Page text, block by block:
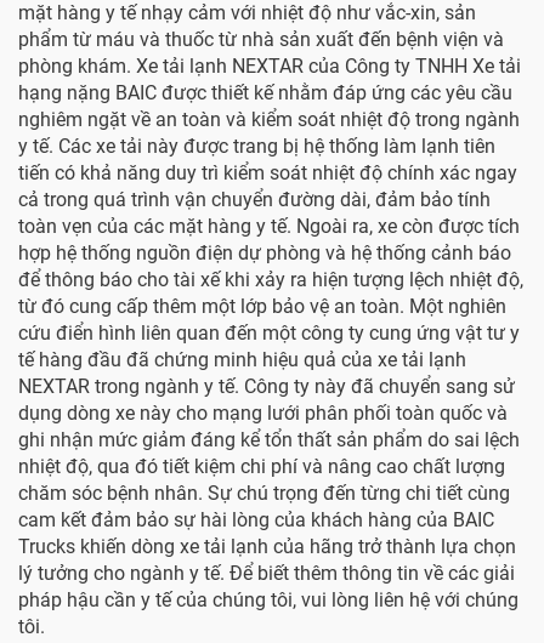
mặt hàng y tế nhạy cảm với nhiệt độ như vắc-xin, sản
phẩm từ máu và thuốc từ nhà sản xuất đến bệnh viện và
phòng khám. Xe tải lạnh NEXTAR của Công ty TNHH Xe tải
hạng nặng BAIC được thiết kế nhằm đáp ứng các yêu cầu
nghiêm ngặt về an toàn và kiểm soát nhiệt độ trong ngành
y tế. Các xe tải này được trang bị hệ thống làm lạnh tiên
tiến có khả năng duy trì kiểm soát nhiệt độ chính xác ngay
cả trong quá trình vận chuyển đường dài, đảm bảo tính
toàn vẹn của các mặt hàng y tế. Ngoài ra, xe còn được tích
hợp hệ thống nguồn điện dự phòng và hệ thống cảnh báo
để thông báo cho tài xế khi xảy ra hiện tượng lệch nhiệt độ,
từ đó cung cấp thêm một lớp bảo vệ an toàn. Một nghiên
cứu điển hình liên quan đến một công ty cung ứng vật tư y
tế hàng đầu đã chứng minh hiệu quả của xe tải lạnh
NEXTAR trong ngành y tế. Công ty này đã chuyển sang sử
dụng dòng xe này cho mạng lưới phân phối toàn quốc và
ghi nhận mức giảm đáng kể tổn thất sản phẩm do sai lệch
nhiệt độ, qua đó tiết kiệm chi phí và nâng cao chất lượng
chăm sóc bệnh nhân. Sự chú trọng đến từng chi tiết cùng
cam kết đảm bảo sự hài lòng của khách hàng của BAIC
Trucks khiến dòng xe tải lạnh của hãng trở thành lựa chọn
lý tưởng cho ngành y tế. Để biết thêm thông tin về các giải
pháp hậu cần y tế của chúng tôi, vui lòng liên hệ với chúng
tôi.